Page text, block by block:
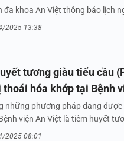
TẾ LAO ĐỘNG 1/5/
đa khoa An Việt thông báo lịch
2025 13:38
tương giàu tiểu cầu
hóa khớp tại Bệnh
những phương pháp đang
viện An Việt là tiêm huyết
2025 08:01